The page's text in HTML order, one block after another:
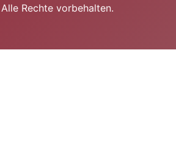
Rechte vorbehalten.